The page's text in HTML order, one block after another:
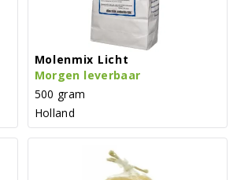
Molenmix Licht
Morgen leverbaar
500 gram
Holland